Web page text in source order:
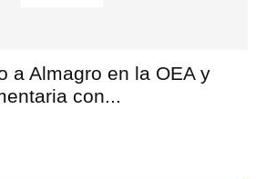
a Almagro en la OEA y
con...